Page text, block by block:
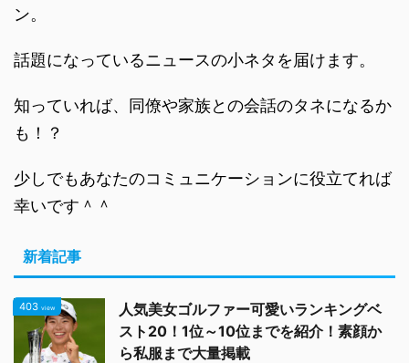
ン。
話題になっているニュースの小ネタを届けます。
知っていれば、同僚や家族との会話のタネになるか
も！？
少しでもあなたのコミュニケーションに役立てれば
幸いです＾＾
新着記事
403 view
人気美女ゴルファー可愛いランキングベ
スト20！1位～10位までを紹介！素顔か
ら私服まで大量掲載